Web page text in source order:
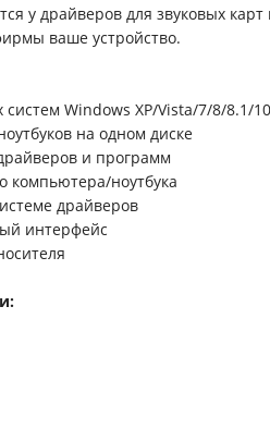
у драйверов для звуковых
ваше устройство.
Windows XP/Vista/7/8/8.1/10
на одном диске
и программ
компьютера/ноутбука
драйверов
интерфейс